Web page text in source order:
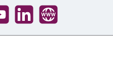
LinkedIn Website